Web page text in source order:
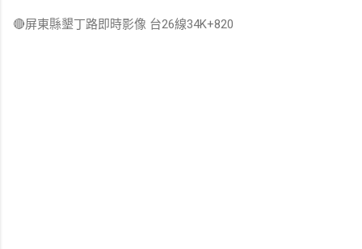
🔴屏東縣墾丁路即時影像 台26線34K+820